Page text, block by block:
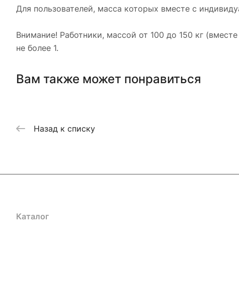
Для пользователей, масса которых вместе с
Внимание! Работники, массой от 100 до 150 кг
не более 1.
Вам также может понравиться
Назад к списку
Каталог